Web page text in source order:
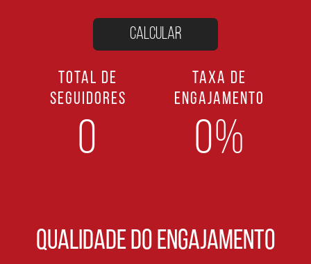
TOTAL DE
SEGUIDORES
0
TAXA DE
ENGAJAMENTO
0%
QUALIDADE DO ENGAJAMENTO